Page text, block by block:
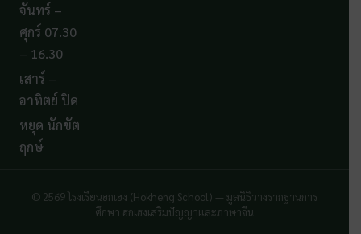
จันทร์ –
ศุกร์ 07.30
– 16.30
เสาร์ –
อาทิตย์ ปิด
หยุด นักขัต
ฤกษ์
© 2569 โรงเรียนฮกเฮง (Hokheng School) — มูลนิธิวางรากฐานการ
ศึกษา ฮกเฮงเสริมปัญญาและภาษาจีน